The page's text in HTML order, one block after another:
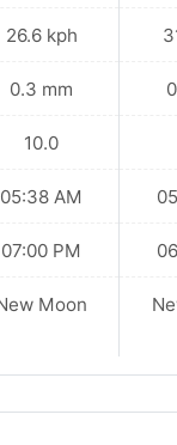
26.6 kph
0.3 mm
10.0
05:38 AM
07:00 PM
Moon